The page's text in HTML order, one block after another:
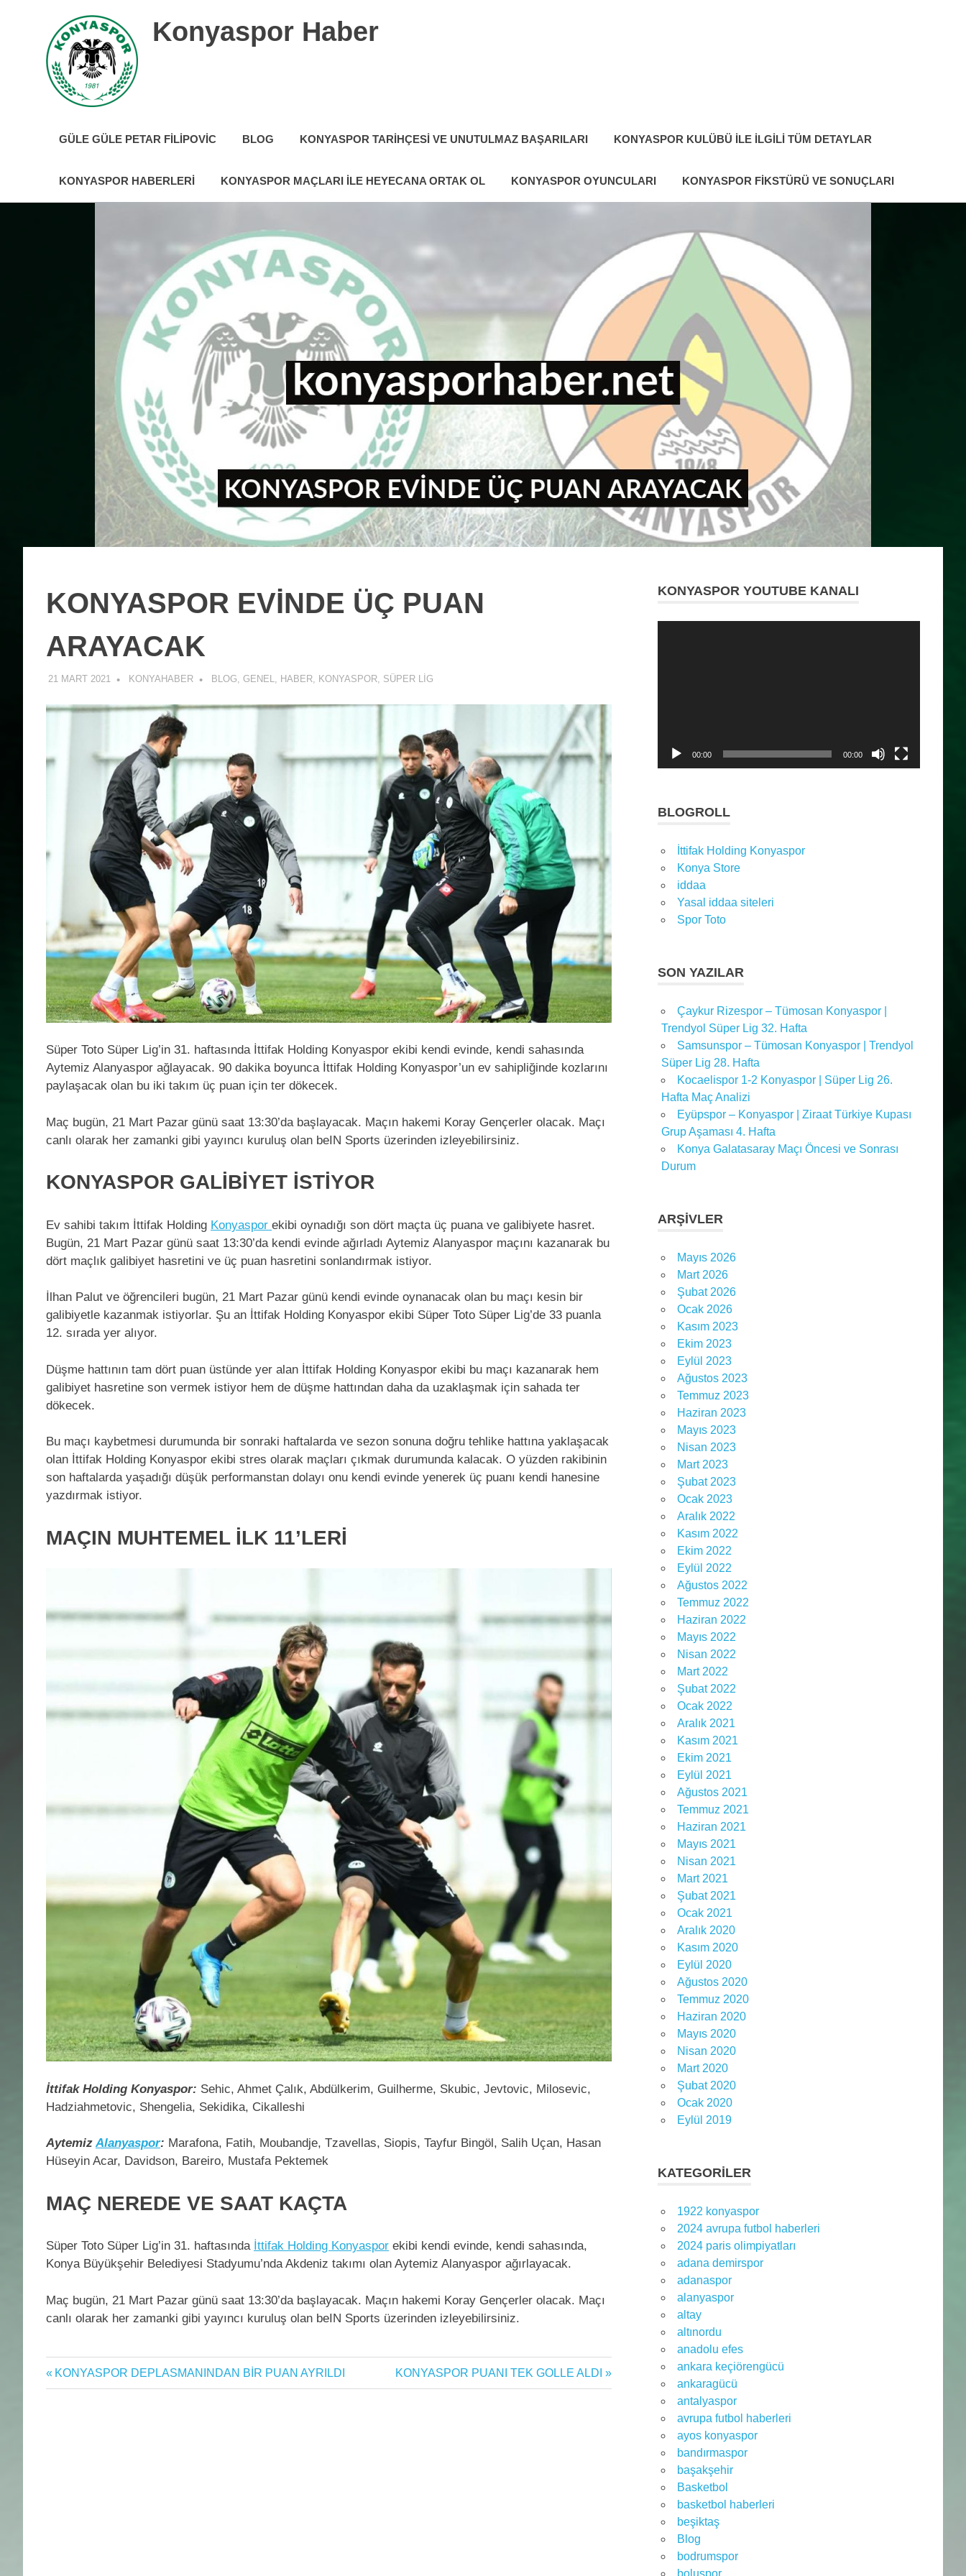
Konyaspor Haber
tümGÜLE GÜLE PETAR FILIPOVIC BLOG KONYASPOR TARIHÇESI VE UNUTULMAZ BAŞARILARI KONYASPOR KULÜBÜ ILE İLGILI TÜM DETAYLAR
KONYASPOR HABERLERI KONYASPOR MAÇLARI ILE HEYECANA ORTAK OL KONYASPOR OYUNCULARI KONYASPOR FIKSTÜRÜ VE SONUÇLARI
KONYASPOR EVİNDE ÜÇ PUAN
ARAYACAK
21 MART 2021 KONYAHABER BLOG, GENEL, HABER, KONYASPOR, SÜPER LIG
Süper Toto Süper Lig’in 31. haftasında İttifak Holding Konyaspor ekibi kendi evinde, kendi sahasında
Aytemiz Alanyaspor ağlayacak. 90 dakika boyunca İttifak Holding Konyaspor’un ev sahipliğinde kozlarını
paylaşacak olan bu iki takım üç puan için ter dökecek.
Maç bugün, 21 Mart Pazar günü saat 13:30’da başlayacak. Maçın hakemi Koray Gençerler olacak. Maçı
canlı olarak her zamanki gibi yayıncı kuruluş olan beIN Sports üzerinden izleyebilirsiniz.
KONYASPOR GALİBİYET İSTİYOR
Ev sahibi takım İttifak Holding Konyaspor ekibi oynadığı son dört maçta üç puana ve galibiyete hasret.
Bugün, 21 Mart Pazar günü saat 13:30’da kendi evinde ağırladı Aytemiz Alanyaspor maçını kazanarak bu
dört maçlık galibiyet hasretini ve üç puan hasretini sonlandırmak istiyor.
İlhan Palut ve öğrencileri bugün, 21 Mart Pazar günü kendi evinde oynanacak olan bu maçı kesin bir
galibiyetle kazanmak istiyorlar. Şu an İttifak Holding Konyaspor ekibi Süper Toto Süper Lig’de 33 puanla
12. sırada yer alıyor.
Düşme hattının tam dört puan üstünde yer alan İttifak Holding Konyaspor ekibi bu maçı kazanarak hem
galibiyet hasretine son vermek istiyor hem de düşme hattından daha da uzaklaşmak için sahada ter
dökecek.
Bu maçı kaybetmesi durumunda bir sonraki haftalarda ve sezon sonuna doğru tehlike hattına yaklaşacak
olan İttifak Holding Konyaspor ekibi stres olarak maçları çıkmak durumunda kalacak. O yüzden rakibinin
son haftalarda yaşadığı düşük performanstan dolayı onu kendi evinde yenerek üç puanı kendi hanesine
yazdırmak istiyor.
MAÇIN MUHTEMEL İLK 11’LERİ
İttifak Holding Konyaspor: Sehic, Ahmet Çalık, Abdülkerim, Guilherme, Skubic, Jevtovic, Milosevic,
Hadziahmetovic, Shengelia, Sekidika, Cikalleshi
AytemizAlanyaspor: Marafona, Fatih, Moubandje, Tzavellas, Siopis, Tayfur Bingöl, Salih Uçan, Hasan
Hüseyin Acar, Davidson, Bareiro, Mustafa Pektemek
MAÇ NEREDE VE SAAT KAÇTA
Süper Toto Süper Lig’in 31. haftasında İttifak Holding Konyaspor ekibi kendi evinde, kendi sahasında,
Konya Büyükşehir Belediyesi Stadyumu’nda Akdeniz takımı olan Aytemiz Alanyaspor ağırlayacak.
Maç bugün, 21 Mart Pazar günü saat 13:30’da başlayacak. Maçın hakemi Koray Gençerler olacak. Maçı
canlı olarak her zamanki gibi yayıncı kuruluş olan beIN Sports üzerinden izleyebilirsiniz.
alanyaspor
Futbol
Yazı
Previous
Post:
KONYASPOR DEPLASMANINDAN BİR PUAN AYRILDI
Next
Post:
KONYASPOR PUANI TEK GOLLE ALDI
KONYASPOR YOUTUBE KANALI
00:00 00:00
BLOGROLL
İttifak Holding Konyaspor
Konya Store
iddaa
Yasal iddaa siteleri
Spor Toto
SON YAZILAR
Çaykur Rizespor – Tümosan Konyaspor |
Trendyol Süper Lig 32. Hafta
Samsunspor – Tümosan Konyaspor | Trendyol
Süper Lig 28. Hafta
Kocaelispor 1-2 Konyaspor | Süper Lig 26.
Hafta Maç Analizi
Eyüpspor – Konyaspor | Ziraat Türkiye Kupası
Grup Aşaması 4. Hafta
Konya Galatasaray Maçı Öncesi ve Sonrası
Durum
ARŞIVLER
Mayıs 2026
Mart 2026
Şubat 2026
Ocak 2026
Kasım 2023
Ekim 2023
Eylül 2023
Ağustos 2023
Temmuz 2023
Haziran 2023
Mayıs 2023
Nisan 2023
Mart 2023
Şubat 2023
Ocak 2023
Aralık 2022
Kasım 2022
Ekim 2022
Eylül 2022
Ağustos 2022
Temmuz 2022
Haziran 2022
Mayıs 2022
Nisan 2022
Mart 2022
Şubat 2022
Ocak 2022
Aralık 2021
Kasım 2021
Ekim 2021
Eylül 2021
Ağustos 2021
Temmuz 2021
Haziran 2021
Mayıs 2021
Nisan 2021
Mart 2021
Şubat 2021
Ocak 2021
Aralık 2020
Kasım 2020
Eylül 2020
Ağustos 2020
Temmuz 2020
Haziran 2020
Mayıs 2020
Nisan 2020
Mart 2020
Şubat 2020
Ocak 2020
Eylül 2019
KATEGORILER
1922 konyaspor
2024 avrupa futbol haberleri
2024 paris olimpiyatları
adana demirspor
adanaspor
alanyaspor
altay
altınordu
anadolu efes
ankara keçiörengücü
ankaragücü
antalyaspor
avrupa futbol haberleri
ayos konyaspor
bandırmaspor
başakşehir
Basketbol
basketbol haberleri
beşiktaş
Blog
bodrumspor
boluspor